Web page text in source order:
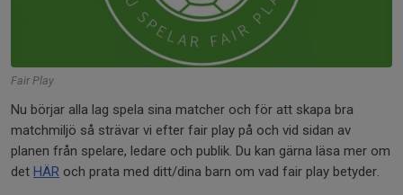
Fair Play
Nu börjar alla lag spela sina matcher och för att skapa bra
matchmiljö så strävar vi efter fair play på och vid sidan av
planen från spelare, ledare och publik. Du kan gärna läsa mer om
det HÄR och prata med ditt/dina barn om vad fair play betyder.